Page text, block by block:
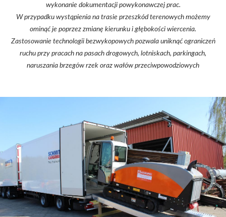
wykonanie dokumentacji powykonawczej prac.
W przypadku wystąpienia na trasie przeszkód terenowych możemy
ominąć je poprzez zmianę kierunku i głębokości wiercenia.
Zastosowanie technologii bezwykopowych pozwala uniknąć ograniczeń
ruchu przy pracach na pasach drogowych, lotniskach, parkingach,
naruszania brzegów rzek oraz wałów przeciwpowodziowych